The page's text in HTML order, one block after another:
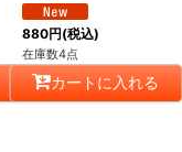
880円(税込)
在庫数4点
カートに入れる